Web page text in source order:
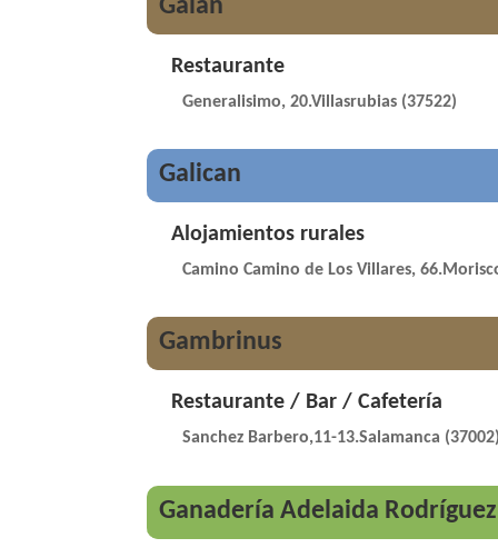
Galan
Restaurante
Generalisimo, 20.Villasrubias (37522)
Galican
Alojamientos rurales
Camino Camino de Los Villares,
Gambrinus
Restaurante / Bar / Cafetería
Sanchez Barbero,11-13.Salamanca (37002)
Ganadería Adelaida Rodríguez